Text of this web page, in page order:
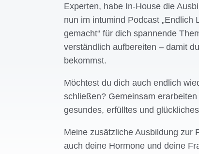
Experten, habe In-House die
nun im intumind Podcast
gemacht“ für dich spannende
verständlich aufbereiten – damit
bekommst.
Möchtest du dich auch endlich
schließen? Gemeinsam
gesundes, erfülltes und
Meine zusätzliche Ausbildung zur
auch deine Hormone und deine